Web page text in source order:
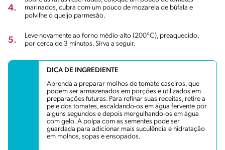
4.
marinados, cubra com um pouco de mozarela de búfala e
polvilhe o queijo parmesão.
5.
Leve novamente ao forno médio-alto (200°C), preaquecido,
por cerca de 3 minutos. Sirva a seguir.
DICA DE INGREDIENTE
Aprenda a preparar molhos de tomate caseiros, que
podem ser armazenados em porções e utilizados em
preparações futuras. Para refinar suas receitas, retire a
pele dos tomates, escaldando-os em água fervente por
alguns segundos e depois mergulhando-os em água
com gelo. A polpa com as sementes pode ser
guardada para adicionar mais suculência e hidratação
em molhos, sopas e ensopados.